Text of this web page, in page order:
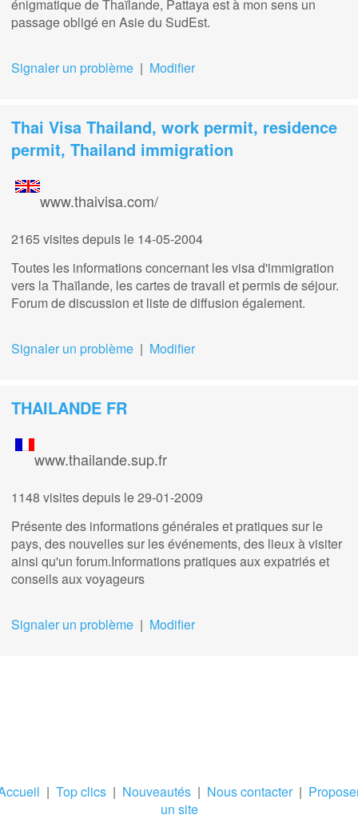
énigmatique de Thaïlande, Pattaya est à mon sens un
passage obligé en Asie du SudEst.
Signaler un problème | Modifier
Thai Visa Thailand, work permit, residence
permit, Thailand immigration
www.thaivisa.com/
2165 visitesdepuis le 14-05-2004
Toutes les informations concernant les visa d'immigration
vers la Thaïlande, les cartes de travail et permis de séjour.
Forum de discussion et liste de diffusion également.
Signaler un problème | Modifier
THAILANDE FR
www.thailande.sup.fr
1148 visitesdepuis le 29-01-2009
Présente des informations générales et pratiques sur le
pays, des nouvelles sur les événements, des lieux à visiter
ainsi qu'un forum.Informations pratiques aux expatriés et
conseils aux voyageurs
Signaler un problème | Modifier
| Top clics | Nouveautés | Nous contacter|
un site